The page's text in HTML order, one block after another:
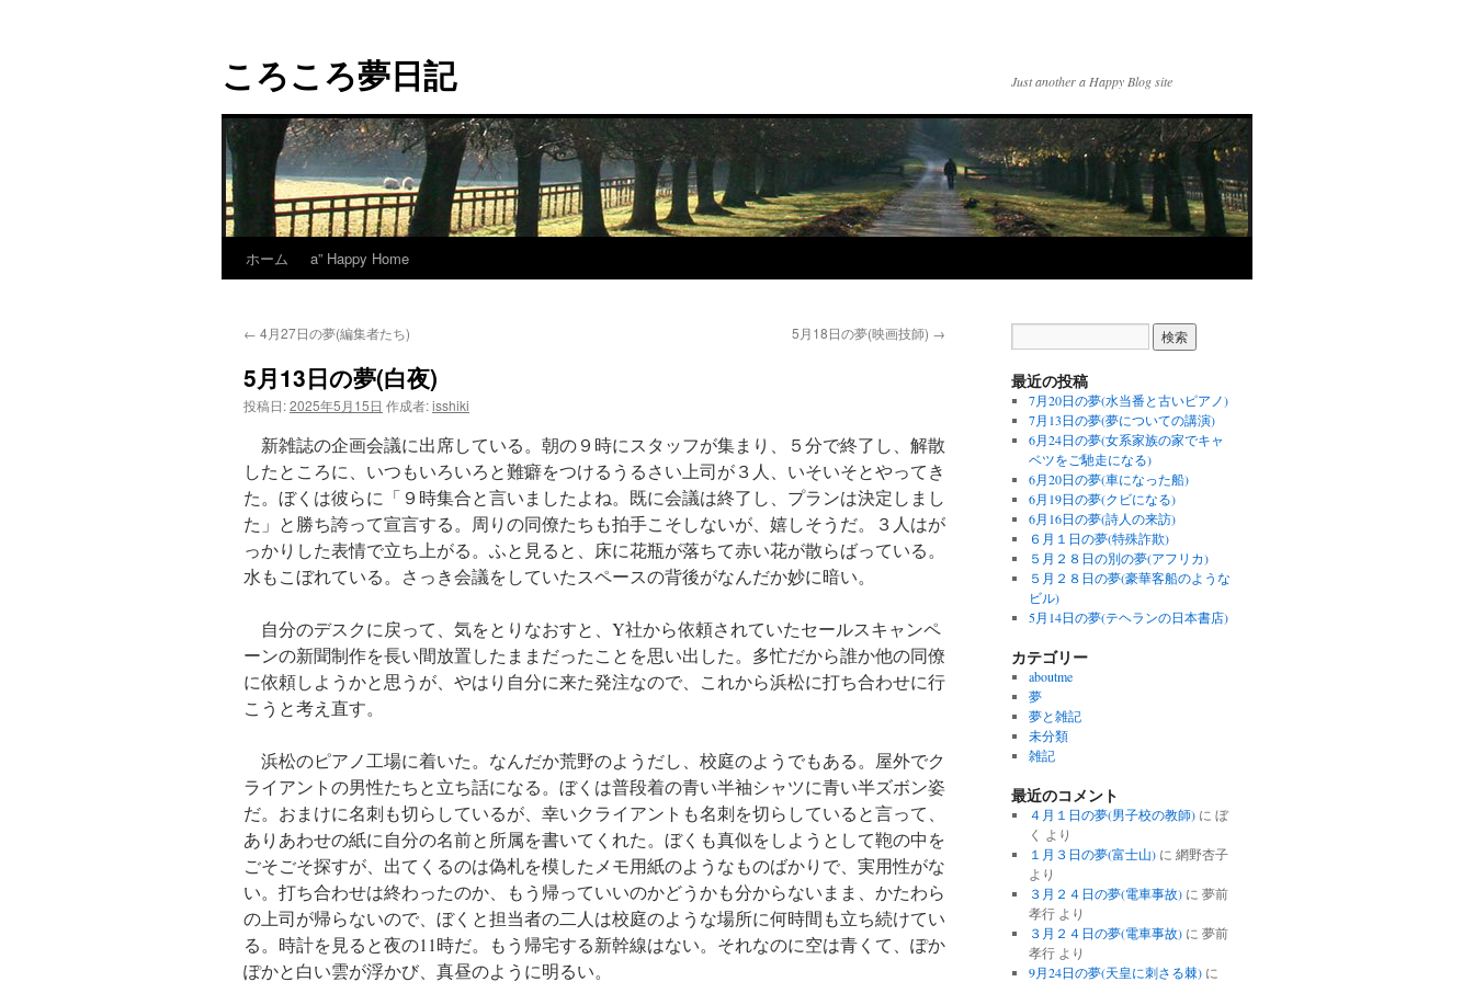
テ
ン
へ
ス
キ
ッ
プ
ころころ夢日記 Just another a Happy Blog site
ホーム a” Happy Home
← 4月27日の夢(編集者たち) 5月18日の夢(映画技師) →
5月13日の夢(白夜)
投稿日:2025年5月15日 作成者:isshiki
新雑誌の企画会議に出席している。朝の９時にスタッフが集まり、５分で終了し、解散
したところに、いつもいろいろと難癖をつけるうるさい上司が３人、いそいそとやってき
た。ぼくは彼らに「９時集合と言いましたよね。既に会議は終了し、プランは決定しまし
た」と勝ち誇って宣言する。周りの同僚たちも拍手こそしないが、嬉しそうだ。３人はが
っかりした表情で立ち上がる。ふと見ると、床に花瓶が落ちて赤い花が散らばっている。
水もこぼれている。さっき会議をしていたスペースの背後がなんだか妙に暗い。
自分のデスクに戻って、気をとりなおすと、Y社から依頼されていたセールスキャンペ
ーンの新聞制作を長い間放置したままだったことを思い出した。多忙だから誰か他の同僚
に依頼しようかと思うが、やはり自分に来た発注なので、これから浜松に打ち合わせに行
こうと考え直す。
浜松のピアノ工場に着いた。なんだか荒野のようだし、校庭のようでもある。屋外でク
ライアントの男性たちと立ち話になる。ぼくは普段着の青い半袖シャツに青い半ズボン姿
だ。おまけに名刺も切らしているが、幸いクライアントも名刺を切らしていると言って、
ありあわせの紙に自分の名前と所属を書いてくれた。ぼくも真似をしようとして鞄の中を
ごそごそ探すが、出てくるのは偽札を模したメモ用紙のようなものばかりで、実用性がな
い。打ち合わせは終わったのか、もう帰っていいのかどうかも分からないまま、かたわら
の上司が帰らないので、ぼくと担当者の二人は校庭のような場所に何時間も立ち続けてい
る。時計を見ると夜の11時だ。もう帰宅する新幹線はない。それなのに空は青くて、ぽか
ぽかと白い雲が浮かび、真昼のように明るい。
最近の投稿
7月20日の夢(水当番と古いピアノ)
7月13日の夢(夢についての講演)
6月24日の夢(女系家族の家でキャ
ベツをご馳走になる)
6月20日の夢(車になった船)
6月19日の夢(クビになる)
6月16日の夢(詩人の来訪)
６月１日の夢(特殊詐欺)
５月２８日の別の夢(アフリカ)
５月２８日の夢(豪華客船のような
ビル)
5月14日の夢(テヘランの日本書店)
カテゴリー
aboutme
夢
夢と雑記
未分類
雑記
最近のコメント
４月１日の夢(男子校の教師)に ぼ
く より
１月３日の夢(富士山)に 網野杏子
より
３月２４日の夢(電車事故)に 夢前
孝行より
３月２４日の夢(電車事故)に 夢前
孝行より
9月24日の夢(天皇に刺さる棘)に